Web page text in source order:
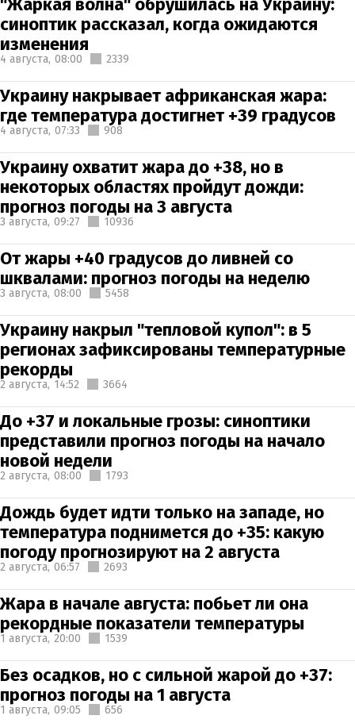
синоптик рассказал, когда ожидаются
изменения
4 августа, 08:00 2339
Украину накрывает африканская жара:
где температура достигнет +39 градусов
4 августа, 07:33 908
Украину охватит жара до +38, но в
некоторых областях пройдут дожди:
прогноз погоды на 3 августа
3 августа, 09:27 10936
От жары +40 градусов до ливней со
шквалами: прогноз погоды на неделю
3 августа, 08:00 5458
Украину накрыл "тепловой купол": в 5
регионах зафиксированы температурные
рекорды
2 августа, 14:52 3664
До +37 и локальные грозы: синоптики
представили прогноз погоды на начало
новой недели
2 августа, 08:00 1793
Дождь будет идти только на западе, но
температура поднимется до +35: какую
погоду прогнозируют на 2 августа
2 августа, 06:57 2693
Жара в начале августа: побьет ли она
рекордные показатели температуры
1 августа, 20:00 1539
Без осадков, но с сильной жарой до +37:
прогноз погоды на 1 августа
1 августа, 09:05 656